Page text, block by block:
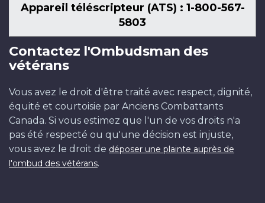
Appareil téléscripteur (ATS) : 1-800-567-
5803
Contactez l'Ombudsman des
vétérans
Vous avez le droit d'être traité avec respect, dignité,
équité et courtoisie par Anciens Combattants
Canada. Si vous estimez que l'un de vos droits n'a
pas été respecté ou qu'une décision est injuste,
vous avez le droit de déposer une plainte auprès de
l'ombud des vétérans.